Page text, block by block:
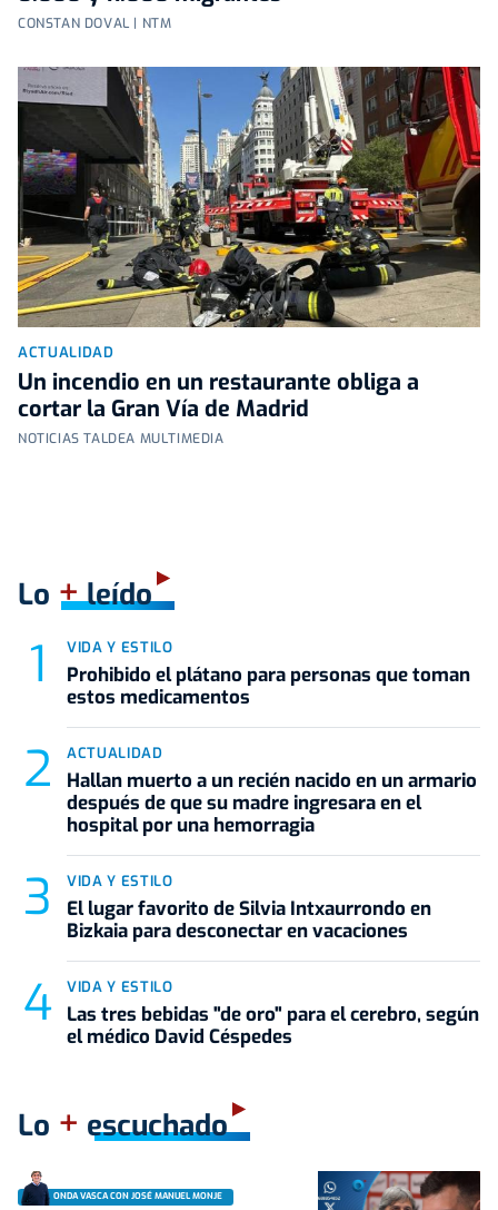
CONSTAN DOVAL | NTM
ACTUALIDAD
Un incendio en un restaurante obliga a
cortar la Gran Vía de Madrid
NOTICIAS TALDEA MULTIMEDIA
Lo +leído
VIDA Y ESTILO
Prohibido el plátano para personas que toman
estos medicamentos
ACTUALIDAD
Hallan muerto a un recién nacido en un armario
después de que su madre ingresara en el
hospital por una hemorragia
VIDA Y ESTILO
El lugar favorito de Silvia Intxaurrondo en
Bizkaia para desconectar en vacaciones
VIDA Y ESTILO
Las tres bebidas "de oro" para el cerebro, según
el médico David Céspedes
Lo + escuchado
ONDA VASCA CON JOSÉ MANUEL MONJE